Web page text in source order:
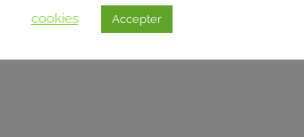
ouverte aux partenaires, usagers et
l’assemblée générale de 2024 ainsi
cookies
Accepter